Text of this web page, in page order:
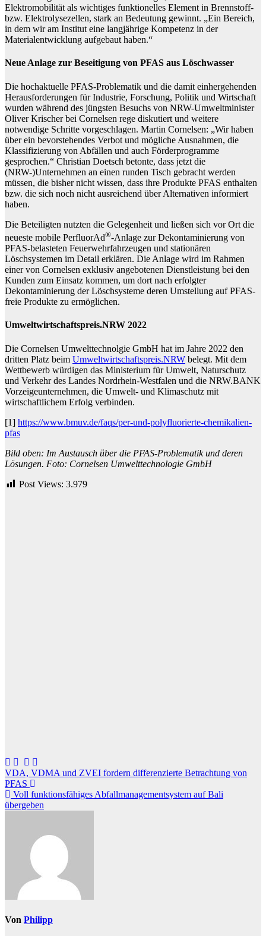
Elektromobilität als wichtiges funktionelles Element in Brennstoff-
bzw. Elektrolysezellen, stark an Bedeutung gewinnt. „Ein Bereich,
in dem wir am Institut eine langjährige Kompetenz in der
Materialentwicklung aufgebaut haben.“
Neue Anlage zur Beseitigung von PFAS aus Löschwasser
Die hochaktuelle PFAS-Problematik und die damit einhergehenden
Herausforderungen für Industrie, Forschung, Politik und Wirtschaft
wurden während des jüngsten Besuchs von NRW-Umweltminister
Oliver Krischer bei Cornelsen rege diskutiert und weitere
notwendige Schritte vorgeschlagen. Martin Cornelsen: „Wir haben
über ein bevorstehendes Verbot und mögliche Ausnahmen, die
Klassifizierung von Abfällen und auch Förderprogramme
gesprochen.“ Christian Doetsch betonte, dass jetzt die
(NRW-)Unternehmen an einen runden Tisch gebracht werden
müssen, die bisher nicht wissen, dass ihre Produkte PFAS enthalten
bzw. die sich noch nicht ausreichend über Alternativen informiert
haben.
Die Beteiligten nutzten die Gelegenheit und ließen sich vor Ort die
neueste mobile PerfluorAd®-Anlage zur Dekontaminierung von
PFAS-belasteten Feuerwehrfahrzeugen und stationären
Löschsystemen im Detail erklären. Die Anlage wird im Rahmen
einer von Cornelsen exklusiv angebotenen Dienstleistung bei den
Kunden zum Einsatz kommen, um dort nach erfolgter
Dekontaminierung der Löschsysteme deren Umstellung auf PFAS-
freie Produkte zu ermöglichen.
Umweltwirtschaftspreis.NRW 2022
Die Cornelsen Umwelttechnolgie GmbH hat im Jahre 2022 den
dritten Platz beim Umweltwirtschaftspreis.NRW belegt. Mit dem
Wettbewerb würdigen das Ministerium für Umwelt, Naturschutz
und Verkehr des Landes Nordrhein-Westfalen und die NRW.BANK
Vorzeigeunternehmen, die Umwelt- und Klimaschutz mit
wirtschaftlichem Erfolg verbinden.
[1] https://www.bmuv.de/faqs/per-und-polyfluorierte-chemikalien-
pfas
Bild oben: Im Austausch über die PFAS-Problematik und deren
Lösungen. Foto: Cornelsen Umwelttechnologie GmbH
Post Views: 3.979
Beitragsnavigation
VDA, VDMA und ZVEI fordern differenzierte Betrachtung von
PFAS
Voll funktionsfähiges Abfallmanagementsystem auf Bali
übergeben
Von Philipp